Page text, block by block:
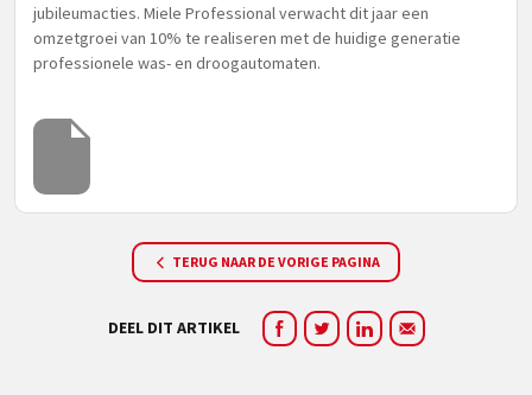
jubileumacties. Miele Professional verwacht dit jaar een
omzetgroei van 10% te realiseren met de huidige generatie
professionele was- en droogautomaten.
TERUG NAAR DE VORIGE PAGINA
DEEL DIT ARTIKEL